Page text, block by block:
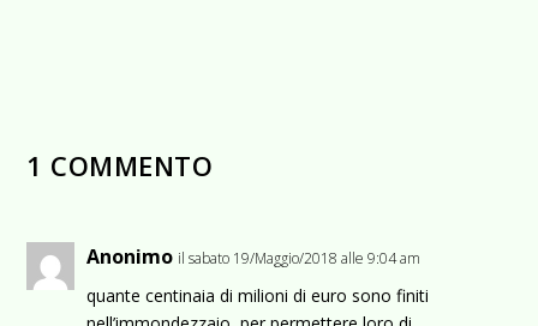
1 COMMENTO
Anonimo il sabato 19/Maggio/2018 alle 9:04 am
quante centinaia di milioni di euro sono finiti